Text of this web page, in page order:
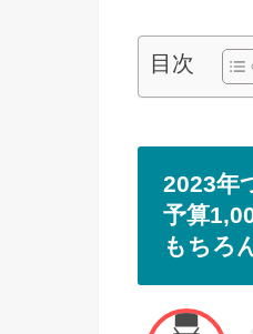
目次
2023年
予算
もちろ